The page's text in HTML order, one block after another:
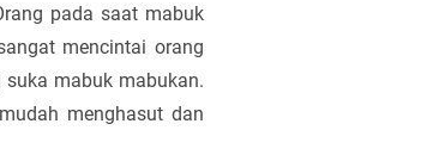
pada saat mabuk
mencintai orang
mabuk mabukan.
menghasut dan